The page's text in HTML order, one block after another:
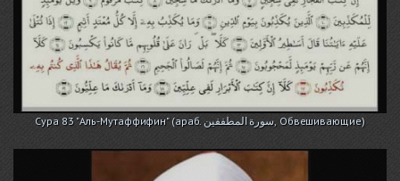
Сура 83 "Аль-Мутаффифин" (араб. سورة المطففين, Обвешивающие)